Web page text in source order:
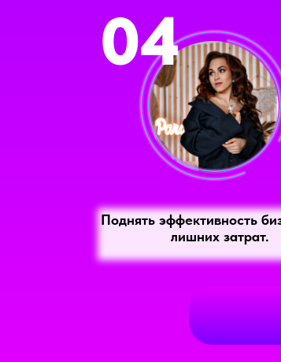
Поднять эффективность
лишних затрат.
04